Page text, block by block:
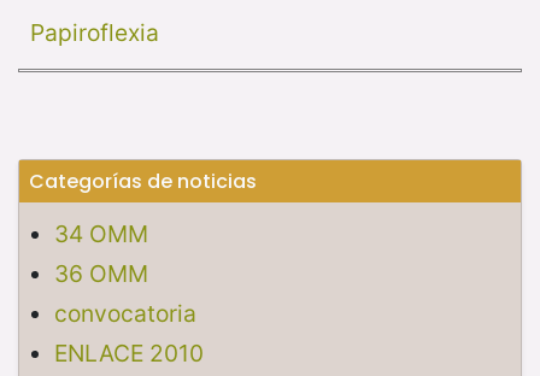
Papiroflexia
Categorías de noticias
34 OMM
36 OMM
convocatoria
ENLACE 2010